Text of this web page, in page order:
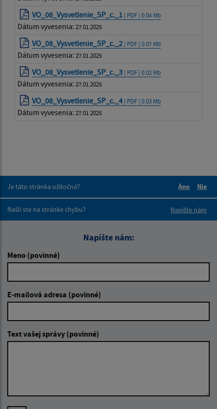
VO_08_Vysvetlenie_SP_c._1 | PDF | 0.04 Mb
Dátum vyvesenia: 27.01.2025
VO_08_Vysvetlenie_SP_c._2 | PDF | 0.07 Mb
Dátum vyvesenia: 27.01.2025
VO_08_Vysvetlenie_SP_c._3 | PDF | 0.02 Mb
Dátum vyvesenia: 27.01.2025
VO_08_Vysvetlenie_SP_c._4 | PDF | 0.03 Mb
Dátum vyvesenia: 27.01.2025
Je táto stránka užitočná?
Áno
Nie
Našli ste na stránke chybu?
Napíšte nám
Napíšte nám:
Meno (povinné)
E-mailová adresa (povinné)
Text vašej správy (povinné)